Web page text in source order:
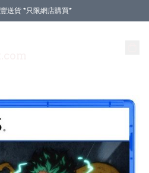
送貨 *只限網店購買*